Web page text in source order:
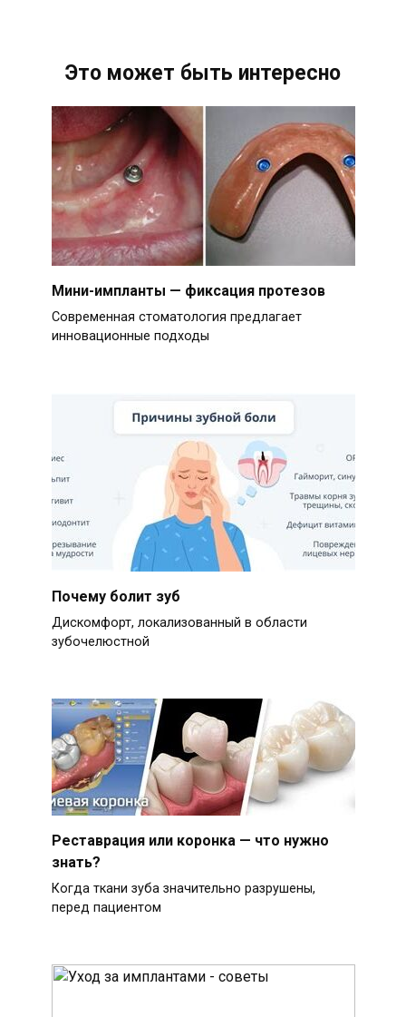
Это может быть интересно
Мини-импланты — фиксация протезов
Современная стоматология предлагает
инновационные подходы
Почему болит зуб
Дискомфорт, локализованный в области
зубочелюстной
Реставрация или коронка — что нужно
знать?
Когда ткани зуба значительно разрушены,
перед пациентом